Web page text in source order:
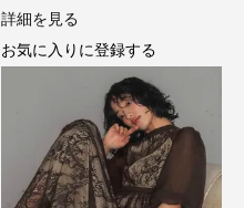
詳細を見る
お気に入りに登録する